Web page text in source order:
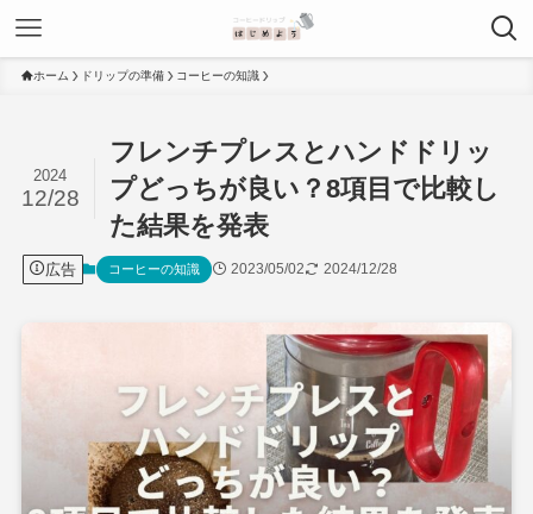
ホーム ドリップの準備 コーヒーの知識
フレンチプレスとハンドドリッ
プどっちが良い？8項目で比較し
た結果を発表
2024
12/28
広告 コーヒーの知識 2023/05/02 2024/12/28